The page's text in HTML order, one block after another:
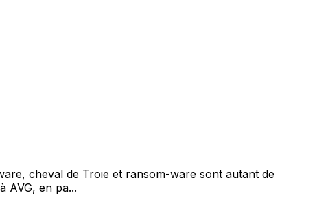
cheval de Troie et ransom-ware sont autant de
AVG, en pa...